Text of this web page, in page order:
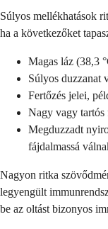
Súlyos mellékhatások
ha a következőket
Magas láz (38,3
Súlyos duzzanat
Fertőzés jelei,
Nagy vagy
Megduzzadt
fájdalmassá
Nagyon ritka
legyengült
be az oltást bizonyos